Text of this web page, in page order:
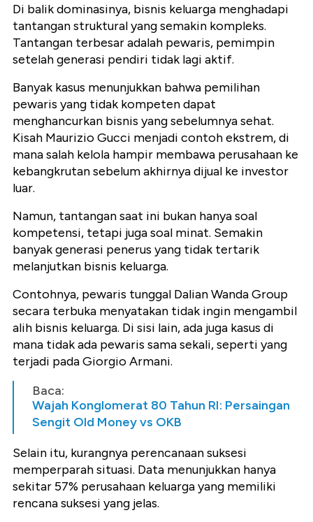
Di balik dominasinya, bisnis keluarga menghadapi
tantangan struktural yang semakin kompleks.
Tantangan terbesar adalah pewaris, pemimpin
setelah generasi pendiri tidak lagi aktif.
Banyak kasus menunjukkan bahwa pemilihan
pewaris yang tidak kompeten dapat
menghancurkan bisnis yang sebelumnya sehat.
Kisah Maurizio Gucci menjadi contoh ekstrem, di
mana salah kelola hampir membawa perusahaan ke
kebangkrutan sebelum akhirnya dijual ke investor
luar.
Namun, tantangan saat ini bukan hanya soal
kompetensi, tetapi juga soal minat. Semakin
banyak generasi penerus yang tidak tertarik
melanjutkan bisnis keluarga.
Contohnya, pewaris tunggal Dalian Wanda Group
secara terbuka menyatakan tidak ingin mengambil
alih bisnis keluarga. Di sisi lain, ada juga kasus di
mana tidak ada pewaris sama sekali, seperti yang
terjadi pada Giorgio Armani.
Baca:
Wajah Konglomerat 80 Tahun RI: Persaingan
Sengit Old Money vs OKB
Selain itu, kurangnya perencanaan suksesi
memperparah situasi. Data menunjukkan hanya
sekitar 57% perusahaan keluarga yang memiliki
rencana suksesi yang jelas.